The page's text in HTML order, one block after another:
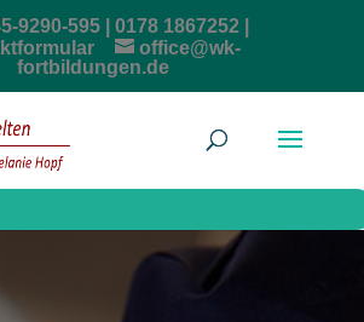
9290-595 | 0178 1867252 |
office@wk-
fortbildungen.de